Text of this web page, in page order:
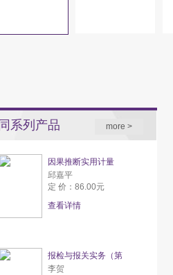
同系列产品 more >
因果推断实用计量
邱嘉平
定 价：86.00元
查看详情
报检与报关实务（第
李贺